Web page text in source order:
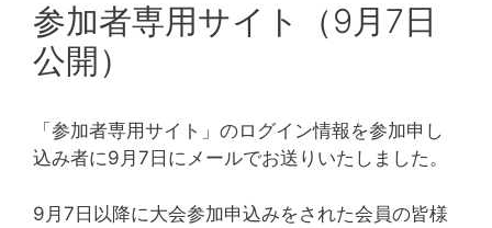
参加者専用サイト（9月7日
公開）
「参加者専用サイト」のログイン情報を参加申し
込み者に9月7日にメールでお送りいたしました。
9月7日以降に大会参加申込みをされた会員の皆様